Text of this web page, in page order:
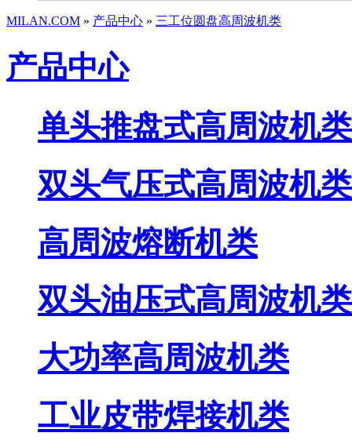
MILAN.COM » 产品中心 » 三工位圆盘高周波机类
产品中心
单头推盘式高周波机类
双头气压式高周波机类
高周波熔断机类
双头油压式高周波机类
大功率高周波机类
工业皮带焊接机类